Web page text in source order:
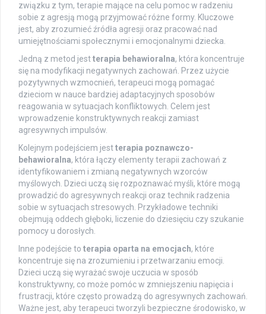
związku z tym, terapie mające na celu pomoc w radzeniu
sobie z agresją mogą przyjmować różne formy. Kluczowe
jest, aby zrozumieć źródła agresji oraz pracować nad
umiejętnościami społecznymi i emocjonalnymi dziecka.
Jedną z metod jestterapia behawioralna, która koncentruje
się na modyfikacji negatywnych zachowań. Przez użycie
pozytywnych wzmocnień, terapeuci mogą pomagać
dzieciom w nauce bardziej adaptacyjnych sposobów
reagowania w sytuacjach konfliktowych. Celem jest
wprowadzenie konstruktywnych reakcji zamiast
agresywnych impulsów.
Kolejnym podejściem jestterapia poznawczo-
behawioralna, która łączy elementy terapii zachowań z
identyfikowaniem i zmianą negatywnych wzorców
myślowych. Dzieci uczą się rozpoznawać myśli, które mogą
prowadzić do agresywnych reakcji oraz technik radzenia
sobie w sytuacjach stresowych. Przykładowe techniki
obejmują oddech głęboki, liczenie do dziesięciu czy szukanie
pomocy u dorosłych.
Inne podejście to terapia oparta na emocjach, które
koncentruje się na zrozumieniu i przetwarzaniu emocji.
Dzieci uczą się wyrażać swoje uczucia w sposób
konstruktywny, co może pomóc w zmniejszeniu napięcia i
frustracji, które często prowadzą do agresywnych zachowań.
Ważne jest, aby terapeuci tworzyli bezpieczne środowisko, w